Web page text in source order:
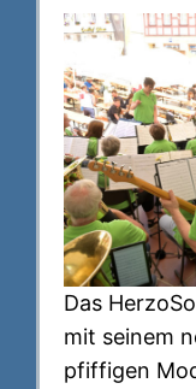
Das
mit seinem
pfiffigen